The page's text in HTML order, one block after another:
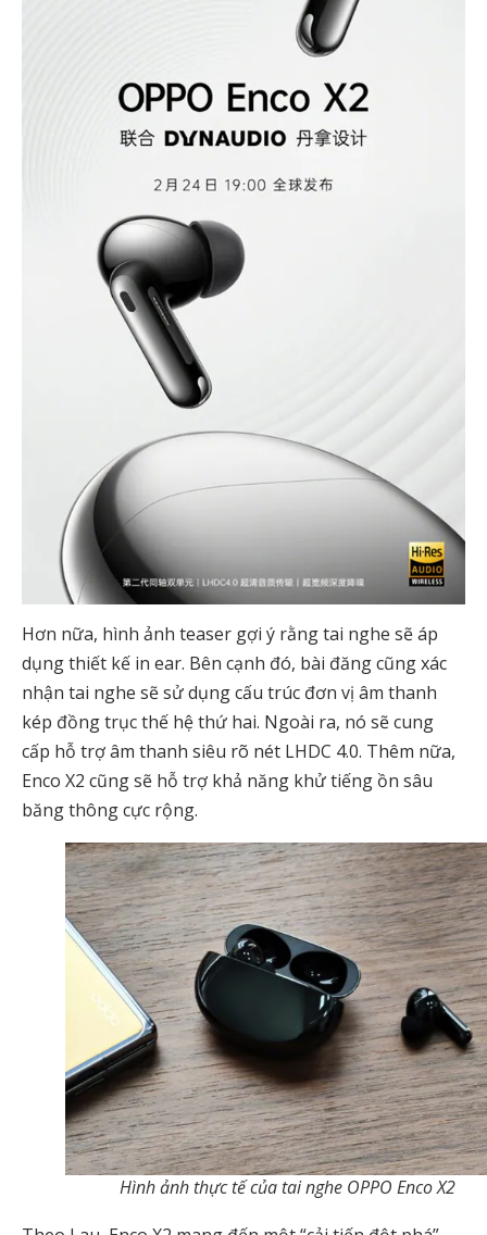
Hơn nữa, hình ảnh teaser gợi ý rằng tai nghe sẽ áp
dụng thiết kế in ear. Bên cạnh đó, bài đăng cũng xác
nhận tai nghe sẽ sử dụng cấu trúc đơn vị âm thanh
kép đồng trục thế hệ thứ hai. Ngoài ra, nó sẽ cung
cấp hỗ trợ âm thanh siêu rõ nét LHDC 4.0. Thêm nữa,
Enco X2 cũng sẽ hỗ trợ khả năng khử tiếng ồn sâu
băng thông cực rộng.
Hình ảnh thực tế của tai nghe OPPO Enco X2